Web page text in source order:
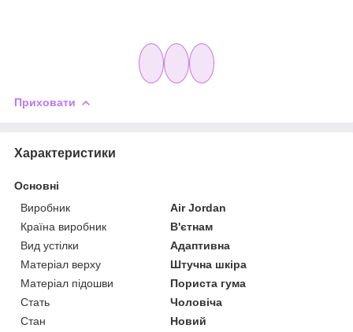
Приховати
Характеристики
Основні
Виробник
Air Jordan
Країна виробник
В'єтнам
Вид устілки
Адаптивна
Матеріал верху
Штучна шкіра
Матеріал підошви
Пориста гума
Стать
Чоловіча
Стан
Новий